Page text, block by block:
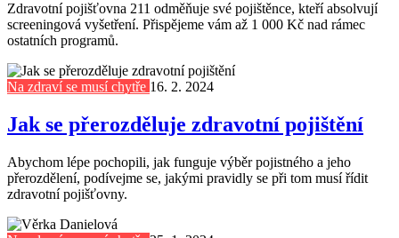
Zdravotní pojišťovna 211 odměňuje své pojištěnce, kteří absolvují
screeningová vyšetření. Přispějeme vám až 1 000 Kč nad rámec
ostatních programů.
Na zdraví se musí chytře 16. 2. 2024
Jak se přerozděluje zdravotní pojištění
Abychom lépe pochopili, jak funguje výběr pojistného a jeho
přerozdělení, podívejme se, jakými pravidly se při tom musí řídit
zdravotní pojišťovny.